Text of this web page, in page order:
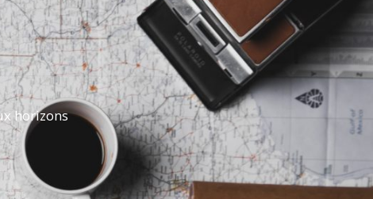
horizons